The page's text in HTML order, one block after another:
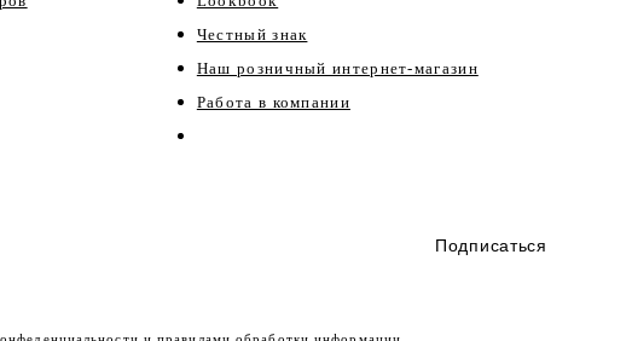
Честный знак
Наш розничный интернет-магазин
Работа в компании
Подписаться